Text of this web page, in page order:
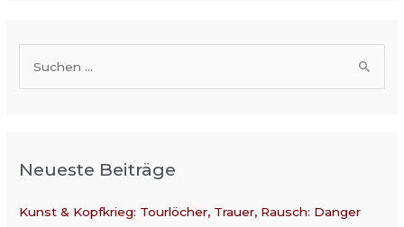
e
n
Neueste Beiträge
Kunst & Kopfkrieg: Tourlöcher, Trauer, Rausch: Danger